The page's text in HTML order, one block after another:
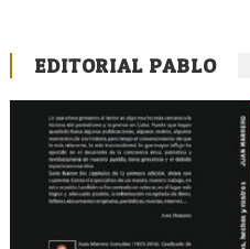
EDITORIAL PABLO